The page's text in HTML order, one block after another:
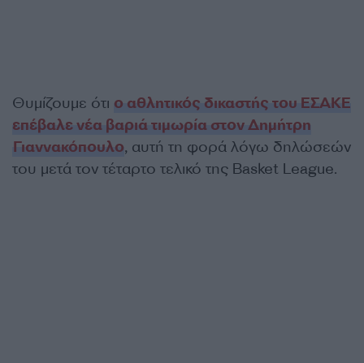
Θυμίζουμε ότι ο αθλητικός δικαστής του ΕΣΑΚΕ
επέβαλε νέα βαριά τιμωρία στον Δημήτρη
Γιαννακόπουλο, αυτή τη φορά λόγω δηλώσεών
του μετά τον τέταρτο τελικό της Basket League.